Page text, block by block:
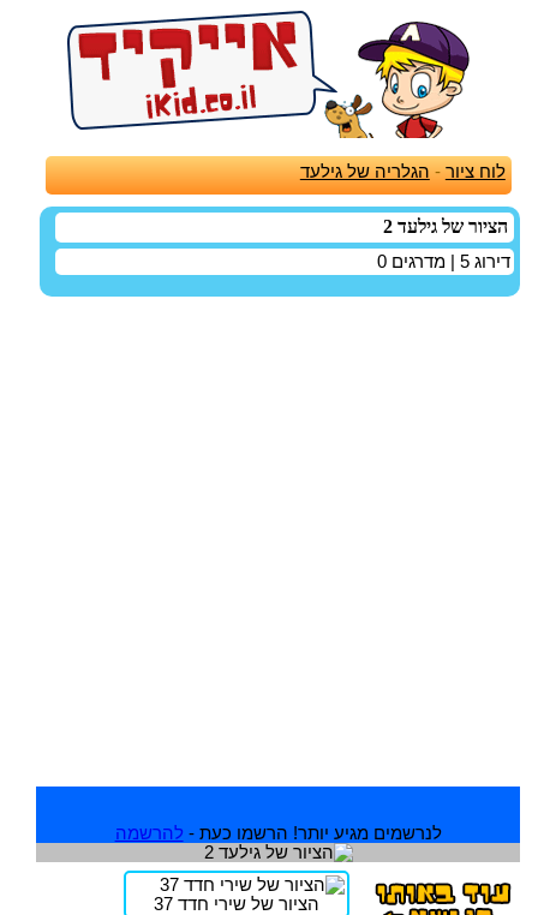
לוח ציור - הגלריה של גילעד
הציור של גילעד 2
דירוג 5 | מדרגים 0
לנרשמים מגיע יותר! הרשמו כעת - להרשמה
הציור של שירי חדד 37